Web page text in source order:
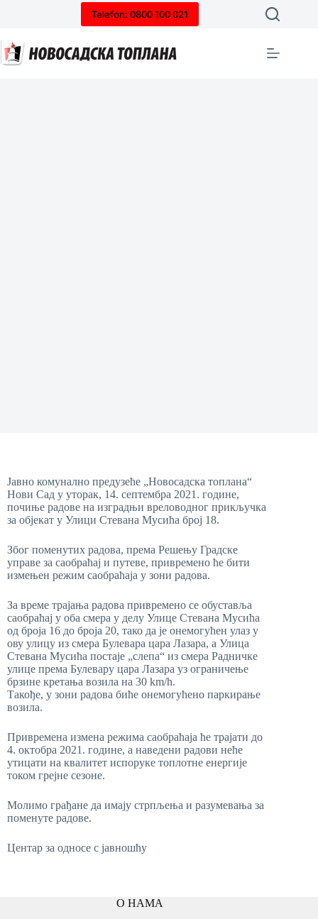
Telefon: 0800 100 021
Јавно комунално предузеће „Новосадска топлана“
Нови Сад у уторак, 14. септембра 2021. године,
почиње радове на изградњи вреловодног прикључка
за објекат у Улици Стевана Мусића број 18.
Због поменутих радова, према Решењу Градске
управе за саобраћај и путеве, привремено ће бити
измењен режим саобраћаја у зони радова.
За време трајања радова привремено се обуставља
саoбраћај у оба смера у делу Улице Стевана Мусића
од броја 16 до броја 20, тако да је онемогућен улаз у
ову улицу из смера Булевара цара Лазара, а Улица
Стевана Мусића постаје „слепа“ из смера Радничке
улице према Булевару цара Лазара уз ограничење
брзине кретања возила на 30 km/h.
Такође, у зони радова биће онемогућено паркирање
возила.
Привремена измена режима саобраћаја ће трајати до
4. октобра 2021. године, а наведени радови неће
утицати на квалитет испоруке топлотне енергије
током грејне сезоне.
Молимо грађане да имају стрпљења и разумевања за
поменуте радове.
Центар за односе с јавношћу
О НАМА